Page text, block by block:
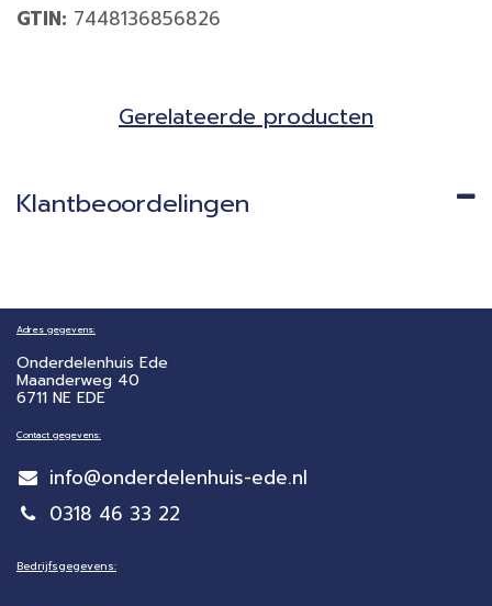
GTIN: 7448136856826
Gerela​teerde producten​
Klantbeoordelingen
Adres gegevens:
Onderdelenhuis Ede
Maanderweg 40
6711 NE EDE
Contact gegevens:
info@onderdelenhuis-ede.nl
0318 46 33 22
Bedrijfsgegevens: